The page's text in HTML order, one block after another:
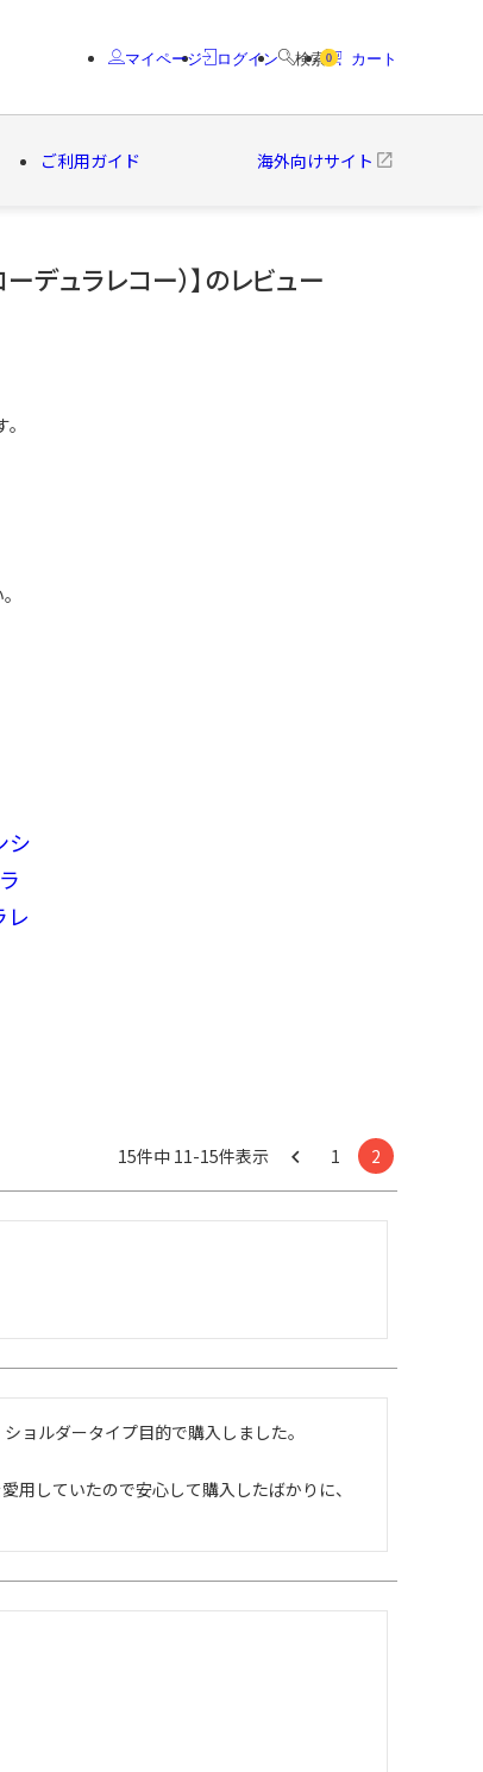
マイページ ログイン 検索 0 カート
ご利用ガイド 海外向けサイト
ブランド
デュラレコー）】のレビュー
シ
レ
15件中 11-15件表示 1 2
ョルダータイプ目的で購入しました。
用していたので安心して購入したばかりに、